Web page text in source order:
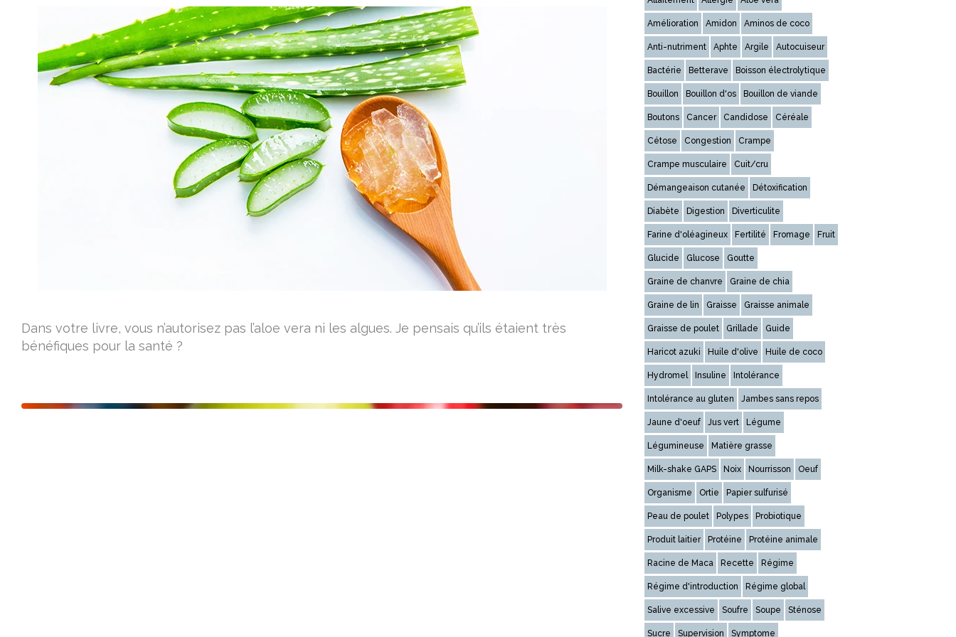
Dans votre livre, vous n’autorisez pas l’aloe vera ni les algues. Je pensais qu’ils étaient très
bénéfiques pour la santé ?
Amélioration Amidon Aminos de coco
Anti-nutriment Aphte Argile Autocuiseur
Bactérie Betterave Boisson électrolytique
Bouillon Bouillon d'os Bouillon de viande
Boutons Cancer Candidose Céréale
Cétose Congestion Crampe
Crampe musculaire Cuit/cru
Démangeaison cutanée Détoxification
Diabète Digestion Diverticulite
Farine d'oléagineux Fertilité Fromage Fruit
Glucide Glucose Goutte
Graine de chanvre Graine de chia
Graine de lin Graisse Graisse animale
Graisse de poulet Grillade Guide
Haricot azuki Huile d'olive Huile de coco
Hydromel Insuline Intolérance
Intolérance au gluten Jambes sans repos
Jaune d'oeuf Jus vert Légume
Légumineuse Matière grasse
Milk-shake GAPS Noix Nourrisson Oeuf
Organisme Ortie Papier sulfurisé
Peau de poulet Polypes Probiotique
Produit laitier Protéine Protéine animale
Racine de Maca Recette Régime
Régime d'introduction Régime global
Salive excessive Soufre Soupe Sténose
Sucre Supervision Symptome